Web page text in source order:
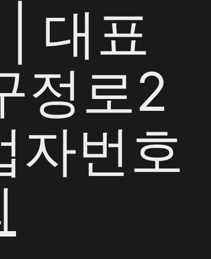
| 대표
정로2
자번호